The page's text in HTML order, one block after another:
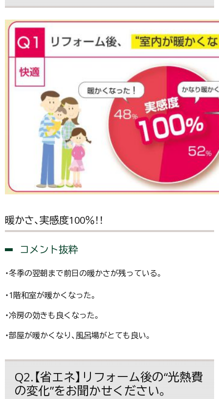
暖かさ、実感度100％！！
コメント抜粋
・冬季の翌朝まで前日の暖かさが残っている。
・1階和室が暖かくなった。
・冷房の効きも良くなった。
・部屋が暖かくなり、風呂場がとても良い。
Q2.【省エネ】リフォーム後の“光熱費
の変化”をお聞かせください。